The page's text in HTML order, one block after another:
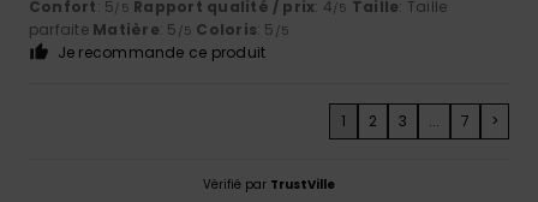
Confort: 5/5 Rapport qualité / prix: 4/5 Taille: Taille
parfaite Matière: 5 /5 Coloris: 5 /5
Je recommande ce produit
1 2 3 ... 7 >
Vérifié par TrustVille